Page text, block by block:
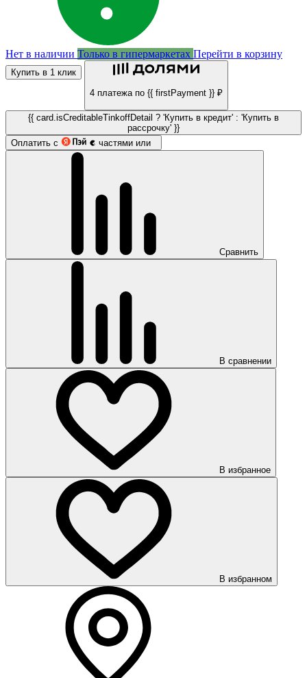
Нет в наличии Только в гипермаркетах Перейти в корзину
Купить в 1 клик
4 платежа по {{ firstPayment }} ₽
{{ card.isCreditableTinkoffDetail ? 'Купить в кредит' : 'Купить в
рассрочку' }}
Оплатить с
частями или
Сравнить
В сравнении
В избранное
В избранном